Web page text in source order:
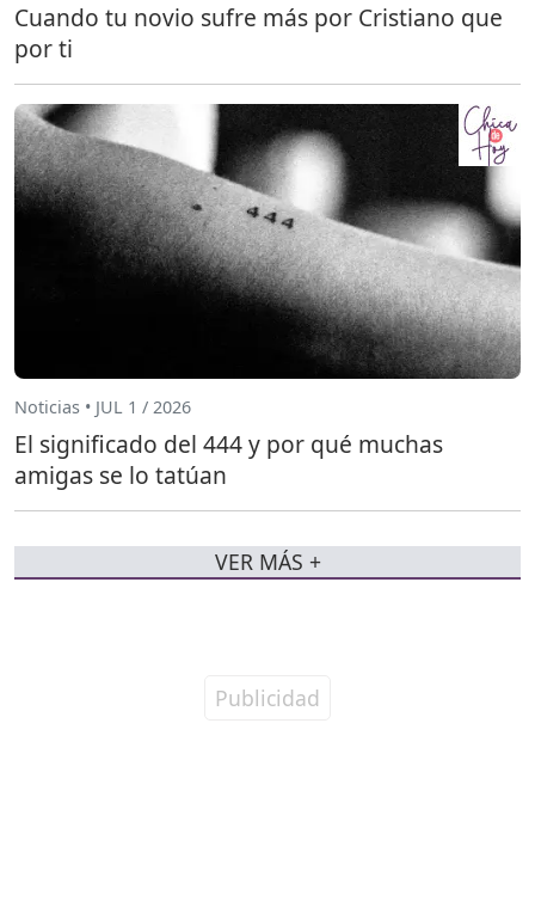
Cuando tu novio sufre más por Cristiano que
por ti
Noticias • JUL 1 / 2026
El significado del 444 y por qué muchas
amigas se lo tatúan
VER MÁS +